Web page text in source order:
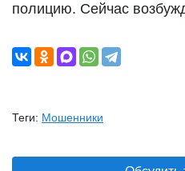
полицию. Сейчас
Теги: Мошенники